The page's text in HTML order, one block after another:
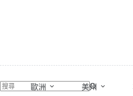
容
歐洲 美州